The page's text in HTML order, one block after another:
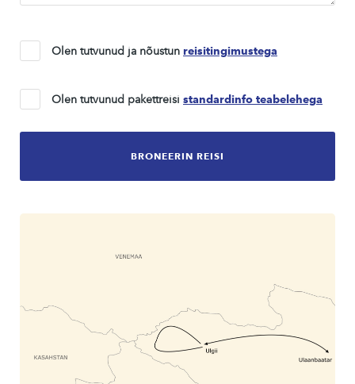
Olen tutvunud ja nõustun reisitingimustega
Olen tutvunud pakettreisi standardinfo teabelehega